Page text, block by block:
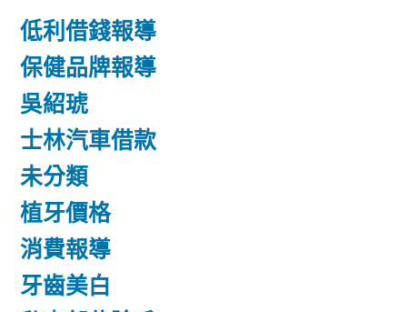
低利借錢報導
保健品牌報導
吳紹琥
士林汽車借款
未分類
植牙價格
消費報導
牙齒美白